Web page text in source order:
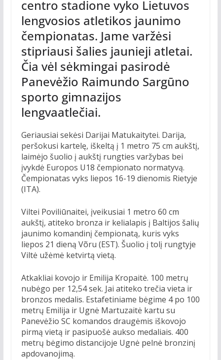
centro stadione vyko Lietuvos
lengvosios atletikos jaunimo
čempionatas. Jame varžėsi
stipriausi šalies jaunieji atletai.
Čia vėl sėkmingai pasirodė
Panevėžio Raimundo Sargūno
sporto gimnazijos
lengvaatlečiai.
Geriausiai sekėsi Darijai Matukaitytei. Darija,
peršokusi kartelę, iškeltą į 1 metro 75 cm aukštį,
laimėjo šuolio į aukštį rungties varžybas bei
įvykdė Europos U18 čempionato normatyvą.
Čempionatas vyks liepos 16-19 dienomis Rietyje
(ITA).
Viltei Poviliūnaitei, įveikusiai 1 metro 60 cm
aukštį, atiteko bronza ir kelialapis į Baltijos šalių
jaunimo komandinį čempionatą, kuris vyks
liepos 21 dieną Võru (EST). Šuolio į tolį rungtyje
Viltė užėmė ketvirtą vietą.
Atkakliai kovojo ir Emilija Kropaitė. 100 metrų
nubėgo per 12,54 sek. Jai atiteko trečia vieta ir
bronzos medalis. Estafetiniame bėgime 4 po 100
metrų Emilija ir Ugnė Martuzaitė kartu su
Panevėžio SC komandos draugėmis iškovojo
pirmą vietą ir pasipuošė aukso medaliais. 400
metrų bėgimo distancijoje Ugnė pelnė bronzinį
apdovanojimą.